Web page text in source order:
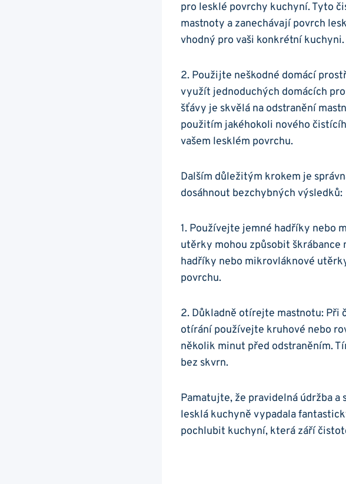
pro lesklé povrchy kuchyní. Tyto
mastnoty a zanechávají povrch
vhodný ⁤pro vaši konkrétní kuchyni.
2.​ Použijte⁣ neškodné domácí
využít jednoduchých domácích
šťávy je skvělá na odstranění
⁢použitím jakéhokoli nového⁣
vašem lesklém⁣ povrchu.
Dalším důležitým krokem je
dosáhnout bezchybných výsledků:
1.⁣ Používejte⁤ jemné ⁢hadříky​ nebo
utěrky ⁤mohou způsobit škrábance
hadříky nebo mikrovláknové
povrchu.
2.⁣ Důkladně otírejte mastnotu: Při
otírání používejte kruhové nebo
několik⁤ minut před⁢ odstraněním.
bez skvrn.
Pamatujte,⁣ že pravidelná ​údržba
lesklá kuchyně vypadala
pochlubit kuchyní, která září⁣